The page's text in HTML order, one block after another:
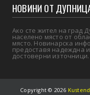
НОВИНИ ОТ
Ако сте жител на град
населено място от
място. Новинарска
предоставя надеждна
достоверни
Copyright © 2026